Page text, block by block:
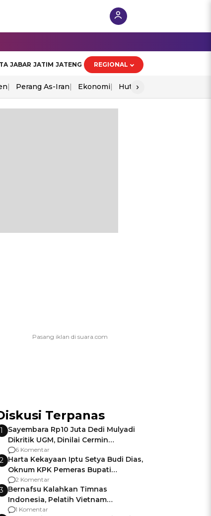
JABAR JATIM JATENG REGIONAL
Perang As-Iran Ekonomi Hut Ri
›
Terpanas
1
Sayembara Rp10 Juta Dedi Mulyadi
Dikritik UGM, Dinilai Cermin
Gagalnya Negara Jamin Keamanan
6 Komentar
2 Harta Kekayaan Iptu Setya Budi Dias,
Oknum KPK Pemeras Bupati
Pemalang
2 Komentar
3 Bernafsu Kalahkan Timnas
Indonesia, Pelatih Vietnam
Berencana Pakai Jimat di Pakansari
1 Komentar